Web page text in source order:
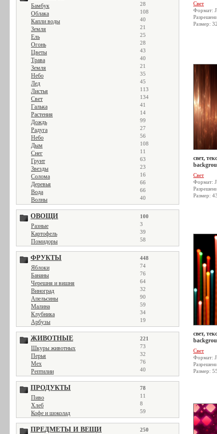
Бамбук 28
Облака 108
Капли воды 40
Земля 21
Ель 25
Огонь 28
Цветы 43
Трава 40
Земля 21
Небо 35
Лед 45
Листья 113
Свет 134
Галька 41
Растения 14
Дождь 99
Радуга 27
Небо 56
Дым 108
Снег 11
Грунт 63
Звезды 23
Солома 16
Деревья 66
Вода 66
Волны 40
ОВОЩИ 100
Разные 3
Картофель 39
Помидоры 58
ФРУКТЫ 448
Яблоки 74
Бананы 76
Черешня и вишня 64
Виноград 32
Апельсины 90
Малина 59
Клубника 34
Арбузы 19
ЖИВОТНЫЕ 221
Шкуры животных 73
Перья 32
Мех 76
Рептилии 40
ПРОДУКТЫ 78
Пиво 11
Хлеб 8
Кофе и шоколад 59
ПРЕДМЕТЫ И ВЕЩИ 250
Свет
Формат:
Размер:
свет,
Свет
Формат:
Размер:
свет,
Свет
Формат:
Размер: